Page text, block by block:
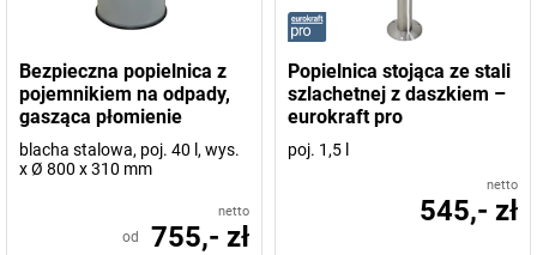
Bezpieczna popielnica z
pojemnikiem na odpady,
gasząca płomienie
blacha stalowa, poj. 40 l, wys.
x Ø 800 x 310 mm
netto
od 755,- zł
Popielnica stojąca ze stali
szlachetnej z daszkiem –
eurokraft pro
poj. 1,5 l
netto
545,- zł